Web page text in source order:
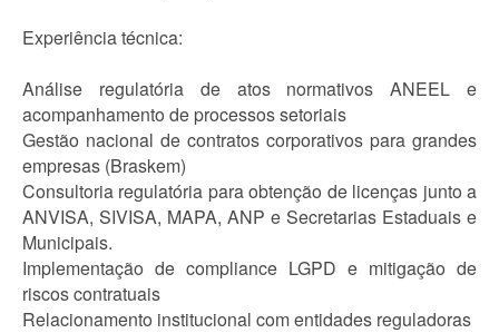
Experiência técnica:
Análise regulatória de atos normativos ANEEL e
acompanhamento de processos setoriais
Gestão nacional de contratos corporativos para grandes
empresas (Braskem)
Consultoria regulatória para obtenção de licenças junto a
ANVISA, SIVISA, MAPA, ANP e Secretarias Estaduais e
Municipais.
Implementação de compliance LGPD e mitigação de
riscos contratuais
Relacionamento institucional com entidades reguladoras